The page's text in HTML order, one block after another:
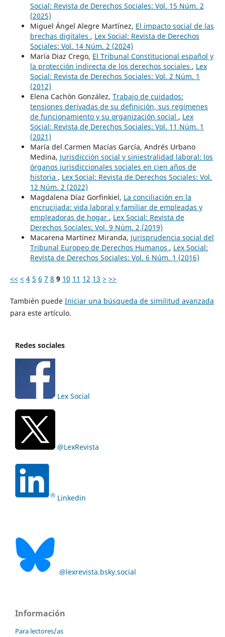
Social: Revista de Derechos Sociales: Vol. 15 Núm. 2
(2025)
Miguel Ángel Alegre Martínez, El impacto social de las
brechas digitales , Lex Social: Revista de Derechos
Sociales: Vol. 14 Núm. 2 (2024)
María Diaz Crego, El Tribunal Constitucional español y
la protección indirecta de los derechos sociales , Lex
Social: Revista de Derechos Sociales: Vol. 2 Núm. 1
(2012)
Elena Cachón González, Trabajo de cuidados:
tensiones derivadas de su definición, sus regímenes
de funcionamiento y su organización social , Lex
Social: Revista de Derechos Sociales: Vol. 11 Núm. 1
(2021)
María del Carmen Macías García, Andrés Urbano
Medina, Jurisdicción social y siniestralidad laboral: los
órganos jurisdiccionales sociales en cien años de
historia , Lex Social: Revista de Derechos Sociales: Vol.
12 Núm. 2 (2022)
Magdalena Díaz Gorfinkiel, La conciliación en la
encrucijada: vida laboral y familiar de empleadas y
empleadoras de hogar , Lex Social: Revista de
Derechos Sociales: Vol. 9 Núm. 2 (2019)
Macarena Martínez Miranda, Jurisprudencia social del
Tribunal Europeo de Derechos Humanos , Lex Social:
Revista de Derechos Sociales: Vol. 6 Núm. 1 (2016)
<< < 4 5 6 7 8 9 10 11 12 13 > >>
También puede Iniciar una búsqueda de similitud avanzada
para este artículo.
Redes sociales
Lex Social
@LexRevista
Linkedin
@lexrevista.bsky.social
Información
Para lectores/as